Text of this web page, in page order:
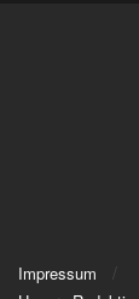
Impressum